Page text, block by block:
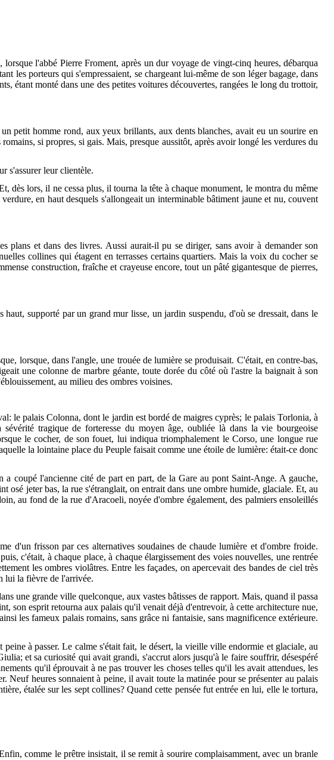
l'abbé Pierre Froment, après un dur voyage de vingt-cinq heures, débarqua
les porteurs qui s'empressaient, se chargeant lui-même de son léger bagage, dans
étant monté dans une des petites voitures découvertes, rangées le long du trottoir,
petit homme rond, aux yeux brillants, aux dents blanches, avait eu un sourire en
si propres, si gais. Mais, presque aussitôt, après avoir longé les verdures du
s'assurer leur clientèle.
dès lors, il ne cessa plus, il tourna la tête à chaque monument, le montra du même
en haut desquels s'allongeait un interminable bâtiment jaune et nu, couvent
plans et dans des livres. Aussi aurait-il pu se diriger, sans avoir à demander son
collines qui étagent en terrasses certains quartiers. Mais la voix du cocher se
construction, fraîche et crayeuse encore, tout un pâté gigantesque de pierres,
supporté par un grand mur lisse, un jardin suspendu, d'où se dressait, dans le
lorsque, dans l'angle, une trouée de lumière se produisait. C'était, en contre-bas,
une colonne de marbre géante, toute dorée du côté où l'astre la baignait à son
au milieu des ombres voisines.
le palais Colonna, dont le jardin est bordé de maigres cyprès; le palais Torlonia, à
tragique de forteresse du moyen âge, oubliée là dans la vie bourgeoise
le cocher, de son fouet, lui indiqua triomphalement le Corso, une longue rue
la lointaine place du Peuple faisait comme une étoile de lumière: était-ce donc
coupé l'ancienne cité de part en part, de la Gare au pont Saint-Ange. A gauche,
jeter bas, la rue s'étranglait, on entrait dans une ombre humide, glaciale. Et, au
au fond de la rue d'Aracoeli, noyée d'ombre également, des palmiers ensoleillés
d'un frisson par ces alternatives soudaines de chaude lumière et d'ombre froide.
c'était, à chaque place, à chaque élargissement des voies nouvelles, une rentrée
les ombres violâtres. Entre les façades, on apercevait des bandes de ciel très
lui la fièvre de l'arrivée.
une grande ville quelconque, aux vastes bâtisses de rapport. Mais, quand il passa
son esprit retourna aux palais qu'il venait déjà d'entrevoir, à cette architecture nue,
les fameux palais romains, sans grâce ni fantaisie, sans magnificence extérieure.
à passer. Le calme s'était fait, le désert, la vieille ville endormie et glaciale, au
et sa curiosité qui avait grandi, s'accrut alors jusqu'à le faire souffrir, désespéré
qu'il éprouvait à ne pas trouver les choses telles qu'il les avait attendues, les
Neuf heures sonnaient à peine, il avait toute la matinée pour se présenter au palais
étalée sur les sept collines? Quand cette pensée fut entrée en lui, elle le tortura,
comme le prêtre insistait, il se remit à sourire complaisamment, avec un branle